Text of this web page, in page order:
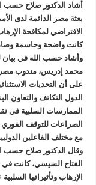
أشاد الدكتور صلاح حسب
بعثة مصر الدائمة لدى
الافتراضي لمكافحة
كانت واضحة وحاسمة
وأشاد حسب الله في بيان
محمد إدريس، مندوب مصر
على أن التحديات
الدول التكاتف والتعاون
الممارسات السلبية في
الصراعات للتوقف
مع مختلف الفاعلين
وقال الدكتور صلاح حسب
الفتاح السيسي، كانت
الإرهاب وتأثيراتها